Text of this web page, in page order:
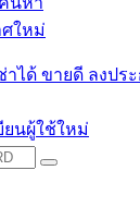
ศใหม่
ยนผู้ใช้ใหม่